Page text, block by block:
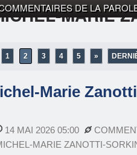
DE LA
MARIE
1 2 3 4 5 »
Marie
14 MAI 2026 05:00
MARIE ZANOTTI-